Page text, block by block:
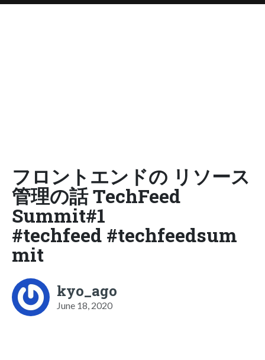
フロントエンドの リソース
管理の話 TechFeed
Summit#1
#techfeed #techfeedsum
mit
kyo_ago
June 18, 2020